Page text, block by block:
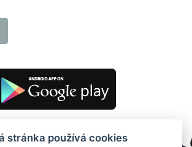
stránka používá cookies